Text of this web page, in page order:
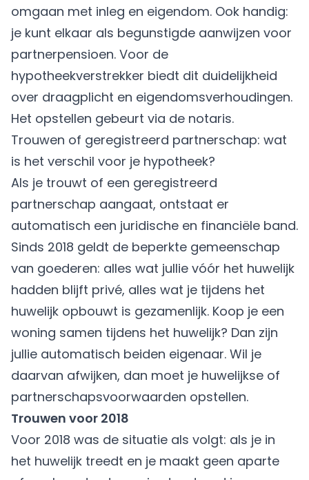
omgaan met inleg en eigendom. Ook handig:
je kunt elkaar als begunstigde aanwijzen voor
partnerpensioen. Voor de
hypotheekverstrekker biedt dit duidelijkheid
over draagplicht en eigendomsverhoudingen.
Het opstellen gebeurt via de notaris.
Trouwen of geregistreerd partnerschap: wat
is het verschil voor je hypotheek?
Als je trouwt of een geregistreerd
partnerschap aangaat, ontstaat er
automatisch een juridische en financiële band.
Sinds 2018 geldt de beperkte gemeenschap
van goederen: alles wat jullie vóór het huwelijk
hadden blijft privé, alles wat je tijdens het
huwelijk opbouwt is gezamenlijk. Koop je een
woning samen tijdens het huwelijk? Dan zijn
jullie automatisch beiden eigenaar. Wil je
daarvan afwijken, dan moet je huwelijkse of
partnerschapsvoorwaarden opstellen.
Trouwen voor 2018
Voor 2018 was de situatie als volgt: als je in
het huwelijk treedt en je maakt geen aparte